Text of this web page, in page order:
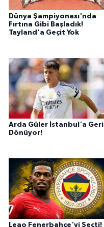
Dünya Şampiyonası'nda
Fırtına Gibi Başladık!
Tayland'a Geçit Yok
Arda Güler İstanbul'a Geri
Dönüyor!
Leao Fenerbahçe'yi Seçti!